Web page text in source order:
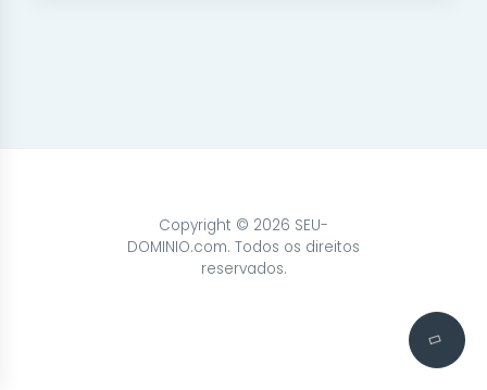
Copyright © 2026 SEU-
DOMINIO.com. Todos os direitos
reservados.